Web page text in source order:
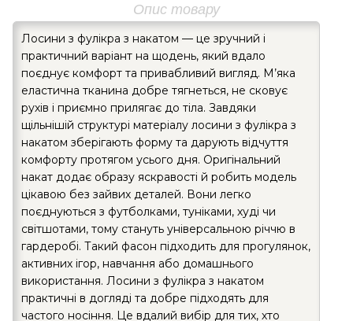
Опис товару
Лосини з фулікра з накатом — це зручний і
практичний варіант на щодень, який вдало
поєднує комфорт та привабливий вигляд. М’яка
еластична тканина добре тягнеться, не сковує
рухів і приємно прилягає до тіла. Завдяки
щільнішій структурі матеріалу лосини з фулікра з
накатом зберігають форму та дарують відчуття
комфорту протягом усього дня. Оригінальний
накат додає образу яскравості й робить модель
цікавою без зайвих деталей. Вони легко
поєднуються з футболками, туніками, худі чи
світшотами, тому стануть універсальною річчю в
гардеробі. Такий фасон підходить для прогулянок,
активних ігор, навчання або домашнього
використання. Лосини з фулікра з накатом
практичні в догляді та добре підходять для
частого носіння. Це вдалий вибір для тих, хто